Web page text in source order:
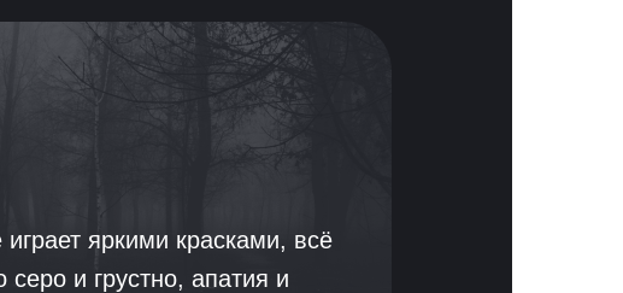
яркими красками, всё
серо и грустно, апатия и